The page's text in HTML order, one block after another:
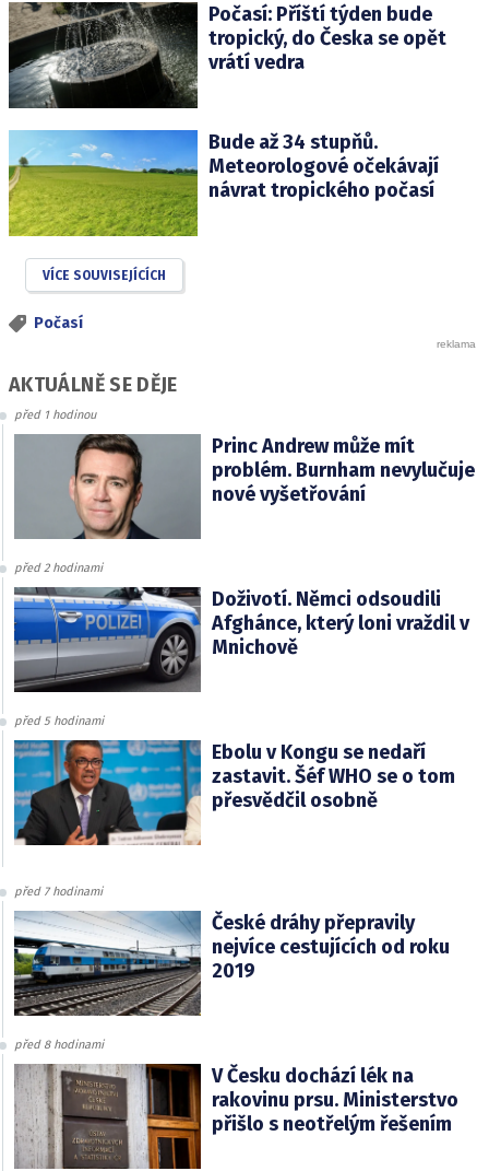
Počasí: Příští týden bude
tropický, do Česka se opět
vrátí vedra
Bude až 34 stupňů.
Meteorologové očekávají
návrat tropického počasí
VÍCE SOUVISEJÍCÍCH
Počasí
AKTUÁLNĚ SE DĚJE
před 1 hodinou
Princ Andrew může mít
problém. Burnham nevylučuje
nové vyšetřování
před 2 hodinami
Doživotí. Němci odsoudili
Afghánce, který loni vraždil v
Mnichově
před 5 hodinami
Ebolu v Kongu se nedaří
zastavit. Šéf WHO se o tom
přesvědčil osobně
před 7 hodinami
České dráhy přepravily
nejvíce cestujících od roku
2019
před 8 hodinami
V Česku dochází lék na
rakovinu prsu. Ministerstvo
přišlo s neotřelým řešením